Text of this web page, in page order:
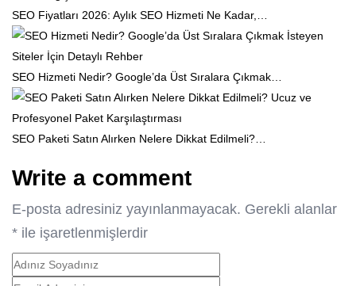
SEO Fiyatları 2026: Aylık SEO Hizmeti Ne Kadar,…
SEO Hizmeti Nedir? Google’da Üst Sıralara Çıkmak…
SEO Paketi Satın Alırken Nelere Dikkat Edilmeli?…
Write a comment
E-posta adresiniz yayınlanmayacak. Gerekli alanlar
* ile işaretlenmişlerdir